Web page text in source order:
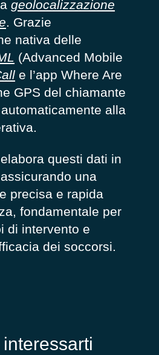
geolocalizzazione
. Grazie
nativa delle
(Advanced Mobile
e l’app Where Are
GPS del chiamante
alla
.
elabora questi dati in
una
precisa e rapida
fondamentale per
di intervento e
dei soccorsi.